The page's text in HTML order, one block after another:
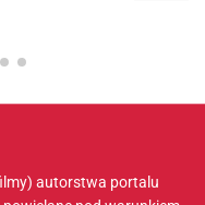
autorstwa portalu